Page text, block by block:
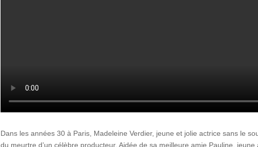
Dans les années 30 à Paris, Madeleine Verdier, jeune et jolie actrice sans le
du meurtre d’un célèbre producteur. Aidée de sa meilleure amie Pauline,